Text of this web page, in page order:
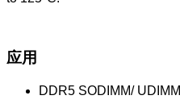
应用
DDR5 SODIMM/ UDIMM